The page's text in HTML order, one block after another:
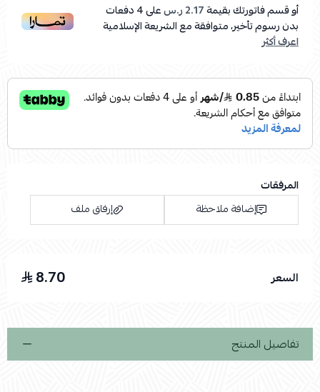
أو قسم فاتورتك بقيمة2.17 ر.س على4دفعات
بدون رسوم تأخير، متوافقة مع الشريعة الإسلامية
اعرف أكثر
المرفقات
إضافة ملاحظة
إرفاق ملف
السعر 8.70
تفاصيل المنتج